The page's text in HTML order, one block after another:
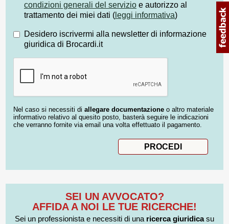
condizioni generali del servizio e autorizzo al
trattamento dei miei dati ( leggi informativa)
Desidero iscrivermi alla newsletter di informazione
giuridica di Brocardi.it
Nel caso si necessiti di allegare documentazione o altro materiale
informativo relativo al quesito posto, basterà seguire le indicazioni
che verranno fornite via email una volta effettuato il pagamento.
SEI UN AVVOCATO?
AFFIDA A NOI LE TUE RICERCHE!
Sei un professionista e necessiti di una ricerca giuridicasu